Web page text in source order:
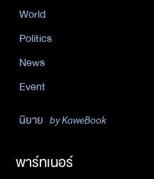
World
Politics
News
Event
นิยาย by KaweBook
พาร์ทเนอร์